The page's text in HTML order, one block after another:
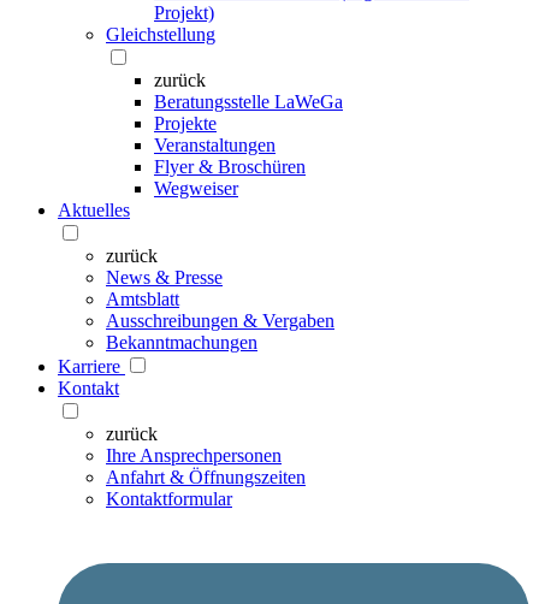
Projekt)
Gleichstellung
zurück
Beratungsstelle LaWeGa
Projekte
Veranstaltungen
Flyer & Broschüren
Wegweiser
Aktuelles
zurück
News & Presse
Amtsblatt
Ausschreibungen & Vergaben
Bekanntmachungen
Karriere
Kontakt
zurück
Ihre Ansprechpersonen
Anfahrt & Öffnungszeiten
Kontaktformular